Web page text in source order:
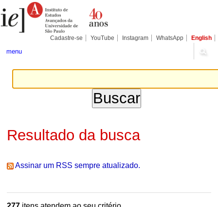
para
conteúdo.
Pessoais
Cadastre-se YouTube Instagram WhatsApp English
menu
Resultado da busca
Assinar um RSS sempre atualizado.